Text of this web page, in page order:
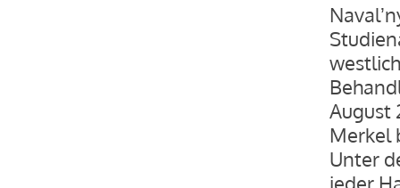
August
Merkel
Unter
jeder